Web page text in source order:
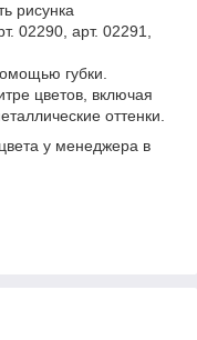
рисунка
02290, арт. 02291,
губки.
цветов, включая
оттенки.
у менеджера в